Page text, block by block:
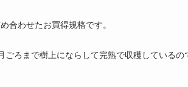
合わせたお買得規格です。
ろまで樹上にならして完熟で収穫しているの